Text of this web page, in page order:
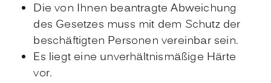
Die von Ihnen beantragte Abweichung
des Gesetzes muss mit dem Schutz der
beschäftigten Personen vereinbar sein.
Es liegt eine unverhältnismäßige Härte
vor.